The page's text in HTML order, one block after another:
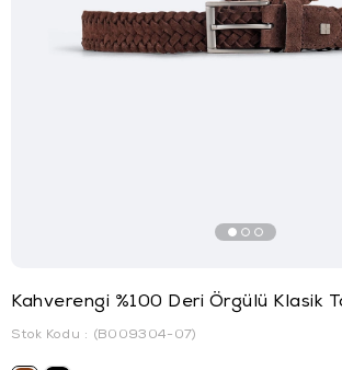
Kahverengi %100 Deri Örgülü Klasik
Stok Kodu (B009304-07)